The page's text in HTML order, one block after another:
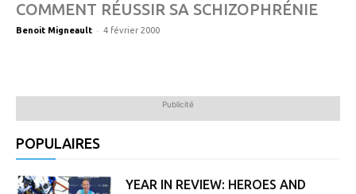
COMMENT RÉUSSIR SA SCHIZOPHRÉNIE
Benoit Migneault - 4 février 2000
Publicité
POPULAIRES
YEAR IN REVIEW: HEROES AND